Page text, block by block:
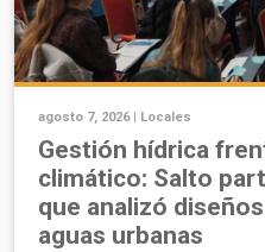
agosto 7, 2026 | Locales
Gestión hídrica
climático: Salto
que analizó
aguas urbanas